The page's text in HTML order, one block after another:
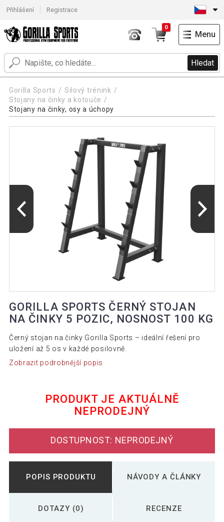
Přihlášení Registrace
Hledat
0
Menu
Gorilla Sports
Silový trénink
Stojany na činky a kotouče
Stojany na činky, osy a úchopy
GORILLA SPORTS ČERNÝ STOJAN
NA ČINKY 5 POZIC, NOSNOST 100 KG
Černý stojan na činky Gorilla Sports – ideální řešení pro
uložení až 5 os v každé posilovně.
Zobrazit podrobnější popis
PRODUKT JE AKTUÁLNĚ
NEPRODEJNÝ
DOSTUPNOST: NEPRODEJNÝ
POPIS PRODUKTU NÁVODY A ČLÁNKY
DOTAZY (0) RECENZE